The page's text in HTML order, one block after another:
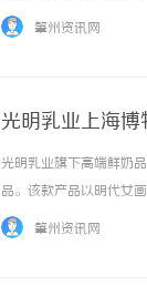
及未来发展趋势。一、
肇州资讯网
光明乳业上海
光明乳业旗下高端鲜奶
品。该款产品以明代女
合，旨在为青少年学子
肇州资讯网